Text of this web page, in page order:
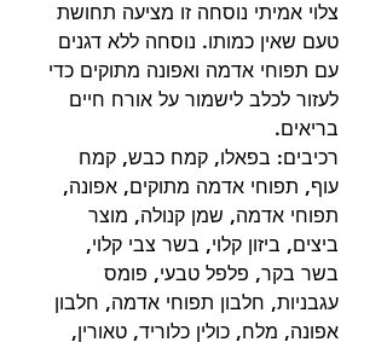
צלוי אמיתי נוסחה זו מציעה תחושת
טעם שאין כמותו. נוסחה ללא דגנים
עם תפוחי אדמה ואפונה מתוקים כדי
לעזור לכלב לישמור על אורח חיים
בריאים.
רכיבים: בפאלו, קמח כבש, קמח
עוף, תפוחי אדמה מתוקים, אפונה,
תפוחי אדמה, שמן קנולה, מוצר
ביצים, ביזון קלוי, בשר צבי קלוי,
בשר בקר, פלפל טבעי, פומס
עגבניות, חלבון תפוחי אדמה, חלבון
אפונה, מלח, כולין כלוריד, טאורין,